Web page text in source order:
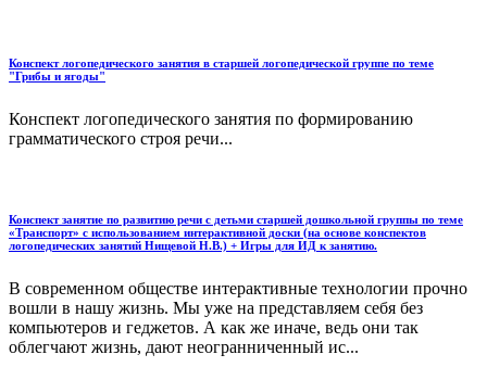
Конспект логопедического занятия в старшей логопедической группе по теме
"Грибы и ягоды"
Конспект логопедического занятия по формированию
грамматического строя речи...
Конспект занятие по развитию речи с детьми старшей дошкольной группы по теме
«Транспорт» с использованием интерактивной доски (на основе конспектов
логопедических занятий Нищевой Н.В.) + Игры для ИД к занятию.
В современном обществе интерактивные технологии прочно
вошли в нашу жизнь. Мы уже на представляем себя без
компьютеров и геджетов. А как же иначе, ведь они так
облегчают жизнь, дают неогранниченный ис...